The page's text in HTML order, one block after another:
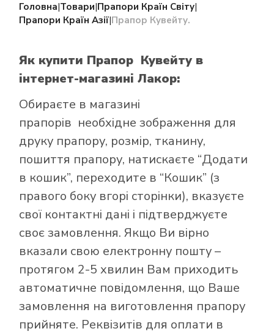
Головна|Товари|Прапори Країн Світу|
Прапори Країн Азії|Прапор Кувейту.
Як купити Прапор Кувейту в
інтернет-магазині Лакор:
Обираєте в магазині
прапорів необхідне зображення для
друку прапору, розмір, тканину,
пошиття прапору, натискаєте “Додати
в кошик”, переходите в “Кошик” (з
правого боку вгорі сторінки), вказуєте
свої контактні дані і підтверджуєте
своє замовлення. Якщо Ви вірно
вказали свою електронну пошту –
протягом 2-5 хвилин Вам приходить
автоматичне повідомлення, що Ваше
замовлення на виготовлення прапору
прийняте. Реквізитів для оплати в